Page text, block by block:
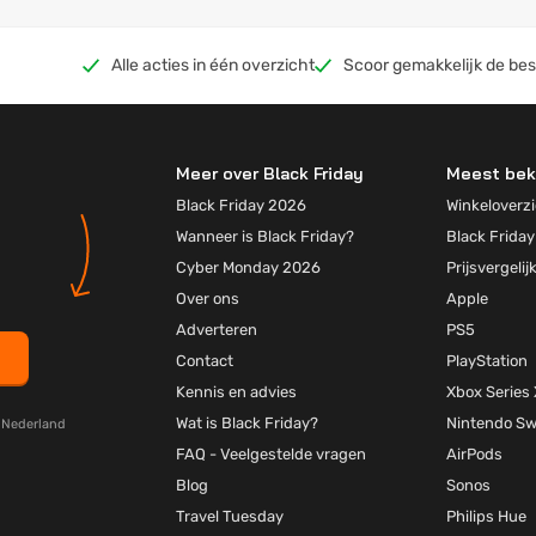
Alle acties in één overzicht Scoor gemakkelijk de
Meer over Black Friday
Black Friday 2026
Wanneer is Black Friday?
Cyber Monday 2026
Over ons
Adverteren
Contact
Kennis en advies
Wat is Black Friday?
FAQ - Veelgestelde vragen
Blog
Travel Tuesday
Meest
Black
Apple
PS5
PlayStation
Xbox Series
Nintendo
AirPods
Sonos
Philips Hue